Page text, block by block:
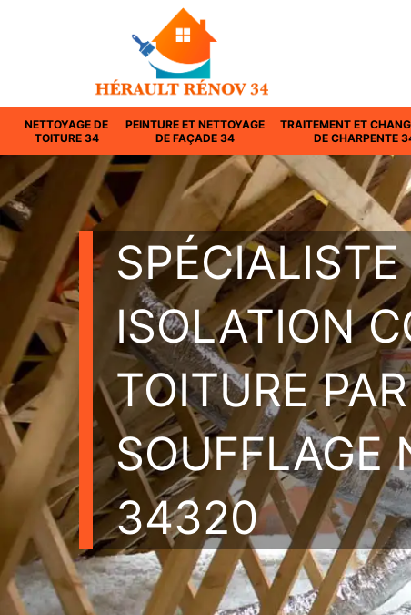
NETTOYAGE DE
TOITURE 34
PEINTURE ET NETTOYAGE
DE FAÇADE 34
TRAITEMENT ET
DE CHARPENTE
ISOLATION
TOITURE PAR
SOUFFLAGE
34320